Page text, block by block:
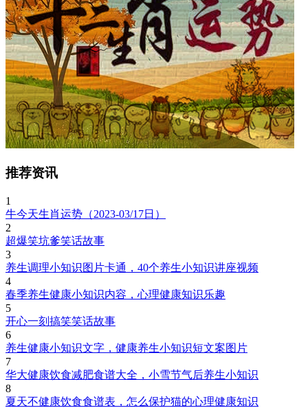
推荐资讯
1
牛今天生肖运势（2023-03/17日）
2
超爆笑坑爹笑话故事
3
养生调理小知识图片卡通，40个养生小知识讲座视频
4
春季养生健康小知识内容，心理健康知识乐趣
5
开心一刻搞笑笑话故事
6
养生健康小知识文字，健康养生小知识短文案图片
7
华大健康饮食减肥食谱大全，小雪节气后养生小知识
8
夏天不健康饮食食谱表，怎么保护猫的心理健康知识